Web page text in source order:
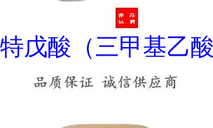
特戊酸（三甲基乙酸